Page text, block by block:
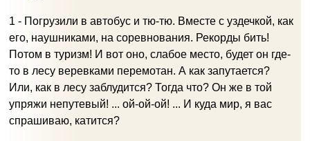
1 - Погрузили в автобус и тю-тю. Вместе с уздечкой, как
его, наушниками, на соревнования. Рекорды бить!
Потом в туризм! И вот оно, слабое место, будет он где-
то в лесу веревками перемотан. А как запутается?
Или, как в лесу заблудится? Тогда что? Он же в той
упряжи непутевый! ... ой-ой-ой! ... И куда мир, я вас
спрашиваю, катится?